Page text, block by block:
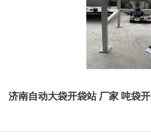
济南自动大袋开袋站 厂家 吨袋